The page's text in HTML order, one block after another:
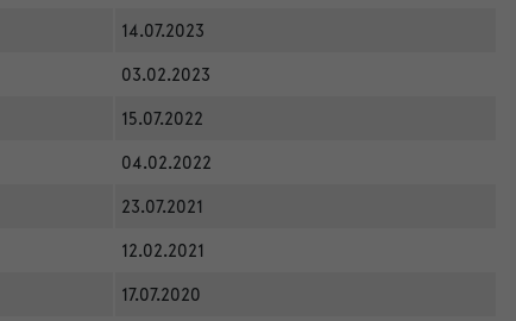
14.07.2023
03.02.2023
15.07.2022
04.02.2022
23.07.2021
12.02.2021
17.07.2020